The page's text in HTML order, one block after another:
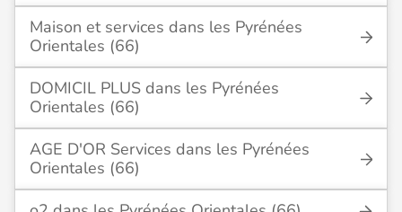
Maison et services dans les Pyrénées
Orientales (66)
DOMICIL PLUS dans les Pyrénées
Orientales (66)
AGE D'OR Services dans les Pyrénées
Orientales (66)